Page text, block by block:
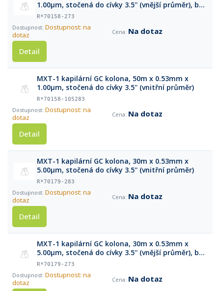
1.00μm, stočená do cívky 3.5'' (vnější průměr), bez
klece
R*70158-273
Dostupnost: na
dotaz
Na dotaz
Detail
MXT-1 kapilární GC kolona, 50m x 0.53mm x
1.00μm, stočená do cívky 3.5'' (vnitřní průměr)
R*70158-105283
Dostupnost: na
dotaz
Na dotaz
Detail
MXT-1 kapilární GC kolona, 30m x 0.53mm x
5.00μm, stočená do cívky 3.5'' (vnitřní průměr)
R*70179-283
Dostupnost: na
dotaz
Na dotaz
Detail
MXT-1 kapilární GC kolona, 30m x 0.53mm x
5.00μm, stočená do cívky 3.5'' (vnější průměr), bez
klece
R*70179-273
Dostupnost: na
dotaz
Na dotaz